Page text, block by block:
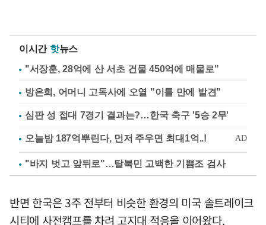
이시간 핫뉴스
"서장훈, 28억에 산 서초 건물 450억에 매물로"
방은희, 어머니 고독사에 오열 "이틀 만에 발견"
심판 성 접대 7경기 결과는?…한국 축구 '5승 2무'
"바지 벗고 앞뒤로"…탈북민 고백한 기쁨조 검사
반면 한국은 3주 전부터 비슷한 환경의 미국 솔트레이크
시티에 사전캠프를 차려 고지대 적응을 이어왔다.